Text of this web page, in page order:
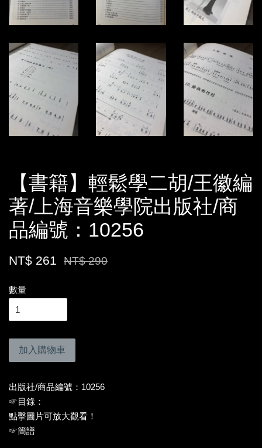
【書籍】輕鬆學二胡/王徽編
著/上海音樂學院出版社/商
品編號：10256
NT$ 261 NT$ 290
數量
加入購物車
出版社/商品編號：10256
☞目錄：
點擊圖片可放大觀看！
☞簡譜